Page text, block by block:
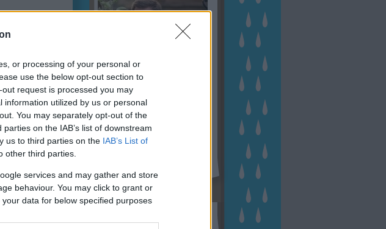
or processing of your personal or
use the below opt-out section to
request is processed you may
utilized by us or personal
You may separately opt-out of the
on the IAB’s list of downstream
us to third parties on the IAB’s List of
other third parties.
services and may gather and store
behaviour. You may click to grant or
data for below specified purposes
Kövessen Facebookon